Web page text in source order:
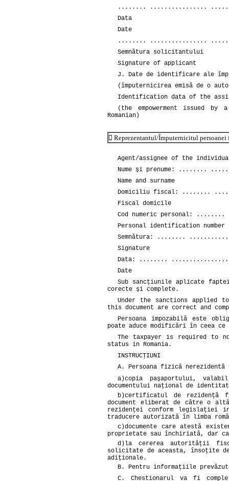
........ ................
Data
Date
........ ................
Semnătura solicitantului
Signature of applicant
J. Date de identificare ale
(împuternicirea emisă de o
Identification data of the
(the empowerment issued
Romanian)
 Reprezentantul/Împuternicitul persoanei
Agent/assignee of the
Nume şi prenume:
Name and surname
Domiciliu fiscal:
Fiscal domicile
Cod numeric
Personal identification number
Semnătura: ........
Signature
Data: ........
Date
Sub sancţiunile aplicate
corecte şi complete.
Under the sanctions applied
this document are correct and
Persoana impozabilă este
poate aduce modificări în ceea
The taxpayer is required to
status in Romania.
INSTRUCŢIUNI
A. Persoana fizică nerezidentă
a)copia paşaportului,
documentului naţional de
b)certificatul de rezidenţă
document eliberat de către o
rezidenţei conform legislaţiei
traducere autorizată în limba
c)documente care atestă
proprietate sau închiriată, dar
d)la cererea autorităţii
solicitate de aceasta, însoţite
adiţionale.
B. Pentru informaţiile
C. Chestionarul va fi